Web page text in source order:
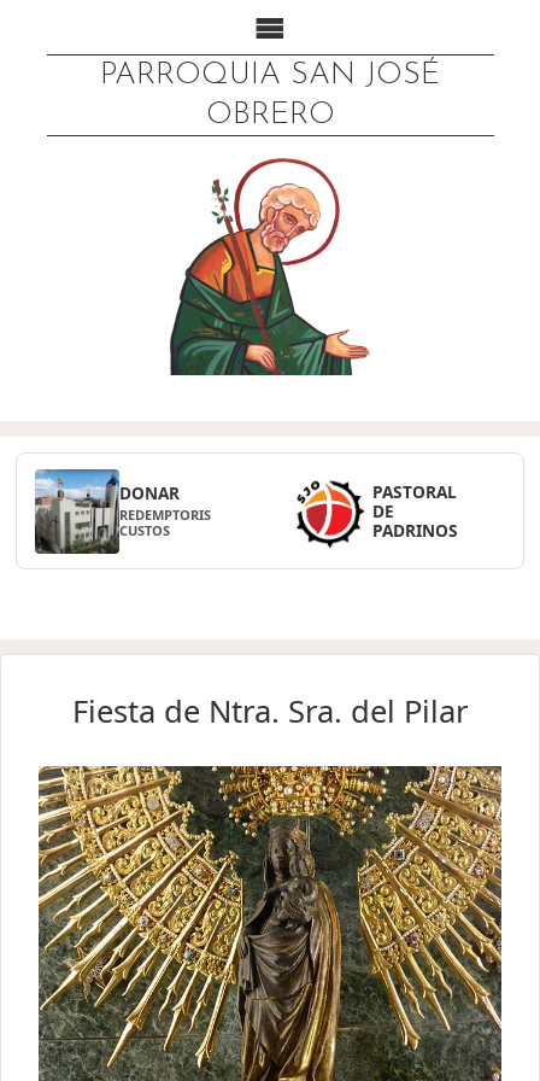
PARROQUIA SAN JOSÉ
OBRERO
DONAR
REDEMPTORIS
CUSTOS
PASTORAL
DE
PADRINOS
Fiesta de Ntra. Sra. del Pilar